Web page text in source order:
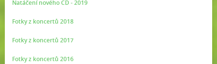
Natáčení nového CD - 2019
Fotky z koncertů 2018
Fotky z koncertů 2017
Fotky z koncertů 2016